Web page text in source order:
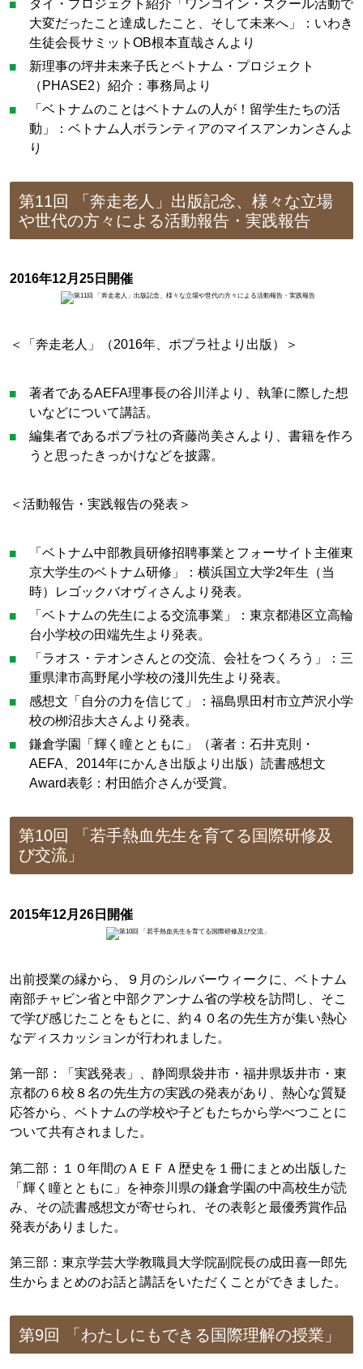
タイ・プロジェクト紹介「ワンコイン・スクール活動で
大変だったこと達成したこと、そして未来へ」：いわき
生徒会長サミットOB根本直哉さんより
新理事の坪井未来子氏とベトナム・プロジェクト
（PHASE2）紹介：事務局より
「ベトナムのことはベトナムの人が！留学生たちの活
動」：ベトナム人ボランティアのマイスアンカンさんよ
り
第11回 「奔走老人」出版記念、様々な立場
や世代の方々による活動報告・実践報告
2016年12月25日開催
＜「奔走老人」（2016年、ポプラ社より出版）＞
著者であるAEFA理事長の谷川洋より、執筆に際した想
いなどについて講話。
編集者であるポプラ社の斉藤尚美さんより、書籍を作ろ
うと思ったきっかけなどを披露。
＜活動報告・実践報告の発表＞
「ベトナム中部教員研修招聘事業とフォーサイト主催東
京大学生のベトナム研修」：横浜国立大学2年生（当
時）レゴックバオヴィさんより発表。
「ベトナムの先生による交流事業」：東京都港区立高輪
台小学校の田端先生より発表。
「ラオス・テオンさんとの交流、会社をつくろう」：三
重県津市高野尾小学校の淺川先生より発表。
感想文「自分の力を信じて」：福島県田村市立芦沢小学
校の栁沼歩大さんより発表。
鎌倉学園「輝く瞳とともに」（著者：石井克則・
AEFA、2014年にかんき出版より出版）読書感想文
Award表彰：村田皓介さんが受賞。
第10回 「若手熱血先生を育てる国際研修及
び交流」
2015年12月26日開催
出前授業の縁から、９月のシルバーウィークに、ベトナム
南部チャビン省と中部クアンナム省の学校を訪問し、そこ
で学び感じたことをもとに、約４０名の先生方が集い熱心
なディスカッションが行われました。
第一部：「実践発表」、静岡県袋井市・福井県坂井市・東
京都の６校８名の先生方の実践の発表があり、熱心な質疑
応答から、ベトナムの学校や子どもたちから学べつことに
ついて共有されました。
第二部：１０年間のＡＥＦＡ歴史を１冊にまとめ出版した
「輝く瞳とともに」を神奈川県の鎌倉学園の中高校生が読
み、その読書感想文が寄せられ、その表彰と最優秀賞作品
発表がありました。
第三部：東京学芸大学教職員大学院副院長の成田喜一郎先
生からまとめのお話と講話をいただくことができました。
第9回 「わたしにもできる国際理解の授業」